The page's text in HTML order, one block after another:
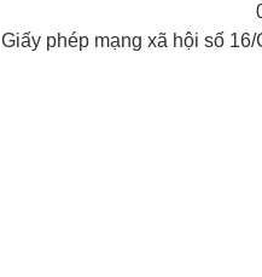
Giấy phép mạng xã hội số